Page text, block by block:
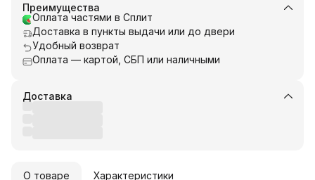
Преимущества
Оплата частями в Сплит
Доставка в пункты выдачи или до двери
Удобный возврат
Оплата — картой, СБП или наличными
Доставка
О товаре Характеристики